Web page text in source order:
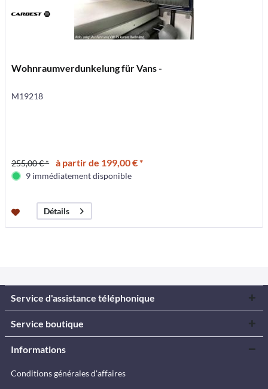
Wohnraumverdunkelung für Vans -
M19218
255,00 € * à partir de 199,00 € *
9 immédiatement disponible
Détails
Service d'assistance téléphonique
Service boutique
Informations
Conditions générales d'affaires